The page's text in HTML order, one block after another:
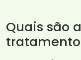
Quais são